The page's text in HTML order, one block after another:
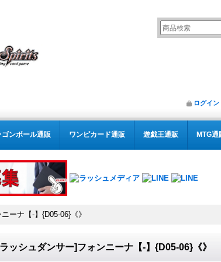
ログイン
ゴンボール通販 ワンピカード通販 遊戯王通販 MTG通
ーナ【-】{D05-06}《》
ッシュダンサー]フォンニーナ【-】{D05-06}《》